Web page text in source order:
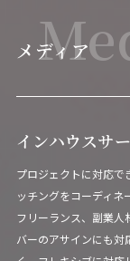
メディア
インハウスサ
プロジェクトに対応で
ッチングをコーディネ
フリーランス、副業人
バーのアサインにも